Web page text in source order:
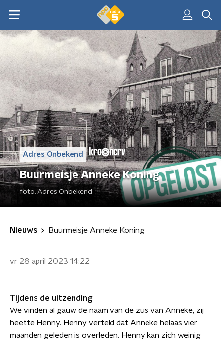
Adres Onbekend
Buurmeisje Anneke Koning
foto: Adres Onbekend
Nieuws Buurmeisje Anneke Koning
vr 28 april 2023 14:22
Tijdens de uitzending
We vinden al gauw de naam van de zus van Anneke, zij
heette Henny. Henny verteld dat Anneke helaas vier
maanden geleden is overleden. Henny kan zich weinig